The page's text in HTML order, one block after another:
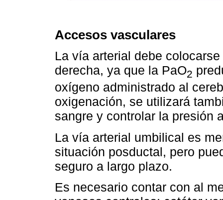
Accesos vasculares
La vía arterial debe
derecha, ya que la PaO2
oxígeno administrado al
oxigenación, se utilizará
sangre y controlar la presión
La vía arterial umbilical es
situación posductal, pero
seguro a largo plazo.
Es necesario contar con al